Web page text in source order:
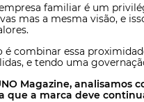
familiar é um
mas a mesma visão, e
é combinar essa
e tendo uma
Magazine, analisamos
que a marca deve